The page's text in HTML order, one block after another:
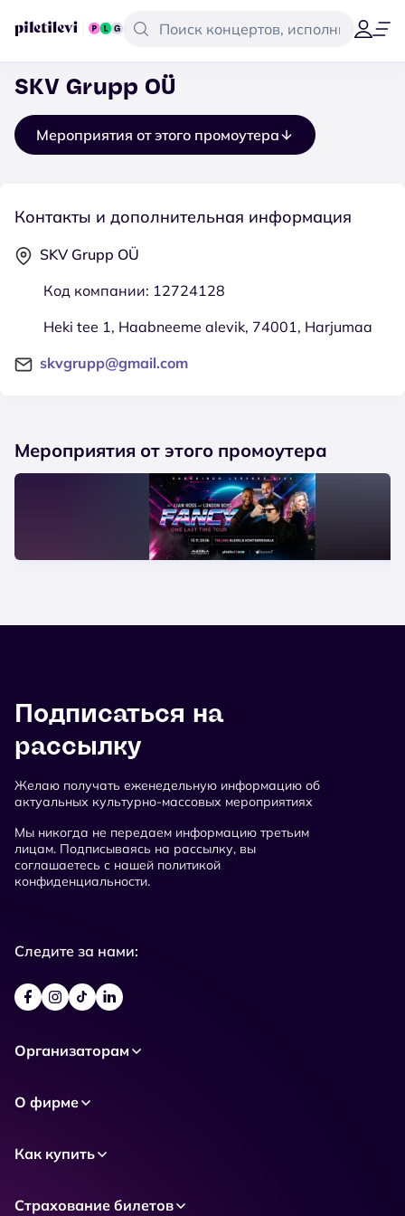
SKV Grupp OÜ
Мероприятия от этого промоутера
Контакты и дополнительная информация
SKV Grupp OÜ
Код компании: 12724128
Heki tee 1, Haabneeme alevik, 74001, Harjumaa
skvgrupp@gmail.com
Мероприятия от этого промоутера
Подписаться на
рассылку
Желаю получать еженедельную информацию об
актуальных культурно-массовых мероприятиях
Мы никогда не передаем информацию третьим
лицам. Подписываясь на рассылку, вы
соглашаетесь с нашей политикой
конфиденциальности.
Следите за нами:
Организаторам
О фирме
Как купить
Страхование билетов